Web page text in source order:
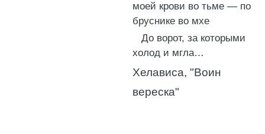
моей крови во тьме — по
бруснике во мхе
До ворот, за которыми
холод и мгла…
Хелависа, "Воин
вереска"